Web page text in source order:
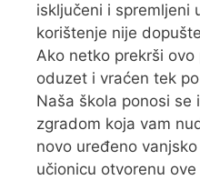
isključeni i spremljeni
korištenje nije
Ako netko prekrši
oduzet i vraćen tek
Naša škola ponosi se
zgradom koja vam
novo uređeno
učionicu otvorenu